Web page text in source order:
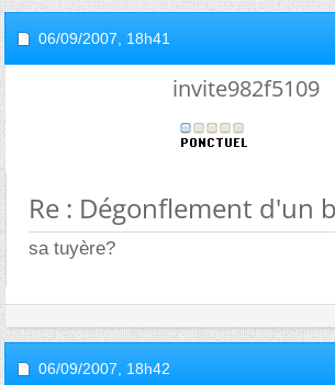
06/09/2007, 18h41
invite982f5109
Re : Dégonflement d'un
sa tuyère?
06/09/2007, 18h42